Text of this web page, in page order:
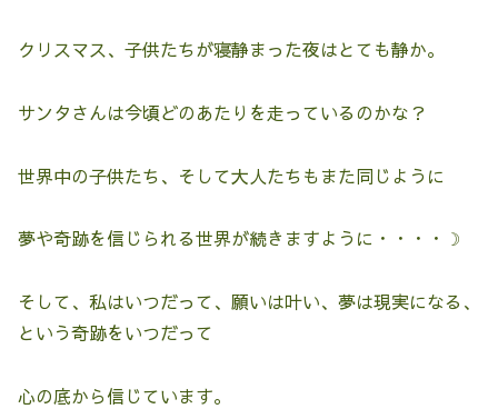
クリスマス、子供たちが寝静まった夜はとても静か。
サンタさんは今頃どのあたりを走っているのかな？
世界中の子供たち、そして大人たちもまた同じように
夢や奇跡を信じられる世界が続きますように・・・・☽
そして、私はいつだって、願いは叶い、夢は現実になる、
という奇跡をいつだって
心の底から信じています。